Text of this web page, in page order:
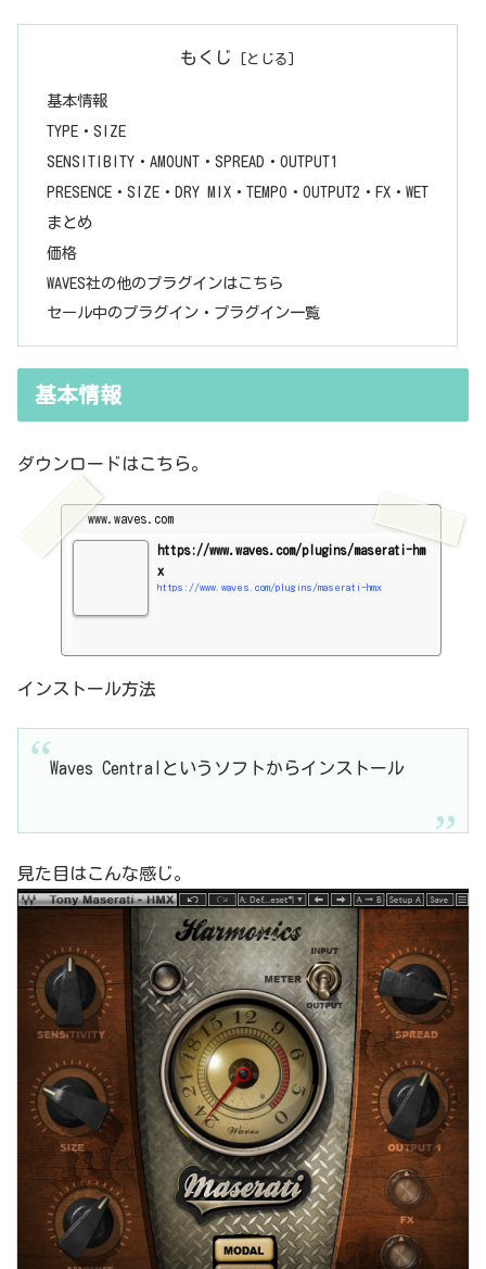
もくじ
基本情報
TYPE・SIZE
SENSITIBITY・AMOUNT・SPREAD・OUTPUT1
PRESENCE・SIZE・DRY MIX・TEMPO・OUTPUT2・FX・WET
まとめ
価格
WAVES社の他のプラグインはこちら
セール中のプラグイン・プラグイン一覧
基本情報
ダウンロードはこちら。
www.waves.com
https://www.waves.com/plugins/maserati-hm
x
https://www.waves.com/plugins/maserati-hmx
インストール方法
Waves Centralというソフトからインストール
見た目はこんな感じ。